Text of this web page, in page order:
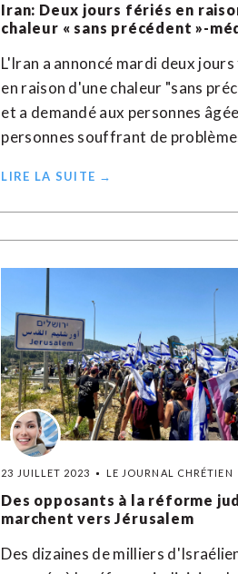
Iran: Deux jours fériés en
chaleur « sans précédent »-
L'Iran a annoncé mardi deux
en raison d'une chaleur "sans
et a demandé aux personnes
personnes souffrant de
LIRE LA SUITE →
23 JUILLET 2023 LE JOURNAL CHRÉTIEN
Des opposants à la réforme
marchent vers Jérusalem
Des dizaines de milliers